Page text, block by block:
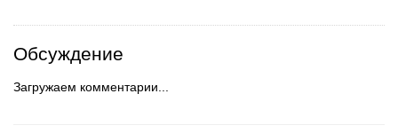
Обсуждение
Загружаем комментарии...